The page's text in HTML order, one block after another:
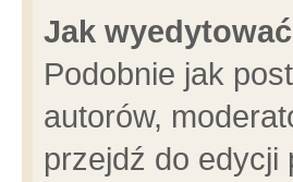
Jak
Podobnie jak
autorów,
przejdź do